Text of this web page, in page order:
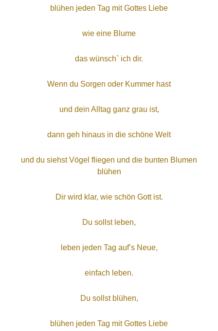
blühen jeden Tag mit Gottes Liebe
wie eine Blume
das wünsch` ich dir.
Wenn du Sorgen oder Kummer hast
und dein Alltag ganz grau ist,
dann geh hinaus in die schöne Welt
und du siehst Vögel fliegen und die bunten Blumen
blühen
Dir wird klar, wie schön Gott ist.
Du sollst leben,
leben jeden Tag auf’s Neue,
einfach leben.
Du sollst blühen,
blühen jeden Tag mit Gottes Liebe